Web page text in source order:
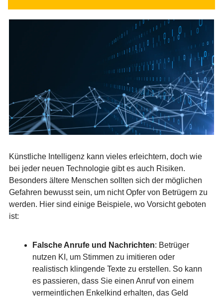
Künstliche Intelligenz kann vieles erleichtern, doch wie
bei jeder neuen Technologie gibt es auch Risiken.
Besonders ältere Menschen sollten sich der möglichen
Gefahren bewusst sein, um nicht Opfer von Betrügern zu
werden. Hier sind einige Beispiele, wo Vorsicht geboten
ist:
Falsche Anrufe und Nachrichten: Betrüger
nutzen KI, um Stimmen zu imitieren oder
realistisch klingende Texte zu erstellen. So kann
es passieren, dass Sie einen Anruf von einem
vermeintlichen Enkelkind erhalten, das Geld